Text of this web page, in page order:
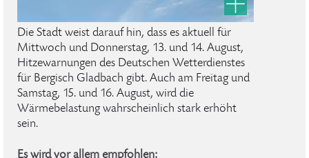
Die Stadt weist darauf hin, dass es aktuell für
Mittwoch und Donnerstag, 13. und 14. August,
Hitzewarnungen des Deutschen Wetterdienstes
für Bergisch Gladbach gibt. Auch am Freitag und
Samstag, 15. und 16. August, wird die
Wärmebelastung wahrscheinlich stark erhöht
sein.
Es wird vor allem empfohlen: